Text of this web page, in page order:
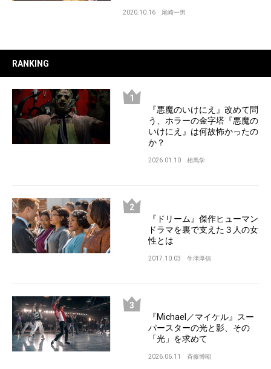
2020.10.16 尾崎一男
RANKING
『悪魔のいけにえ』改めて問
う、ホラーの金字塔『悪魔の
いけにえ』は何故怖かったの
か？
2026.01.10 相馬学
『ドリーム』傑作ヒューマン
ドラマを裏で支えた３人の女
性とは
2017.10.03 牛津厚信
『Michael／マイケル』スー
パースターの光と影、その
「光」を求めて
2026.06.11 斉藤博昭